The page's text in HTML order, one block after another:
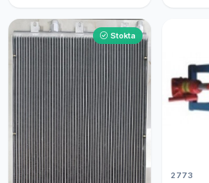
Stokta
2773